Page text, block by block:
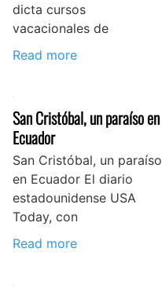
dicta cursos
vacacionales de
Read more
San Cristóbal, un paraíso en
Ecuador
San Cristóbal, un paraíso
en Ecuador El diario
estadounidense USA
Today, con
Read more